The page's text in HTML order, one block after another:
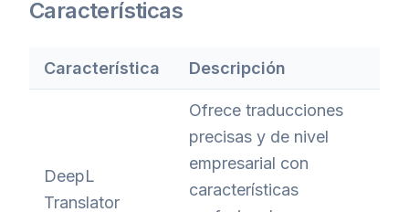
Características
Característica Descripción
DeepL
Translator
Ofrece traducciones
precisas y de nivel
empresarial con
características